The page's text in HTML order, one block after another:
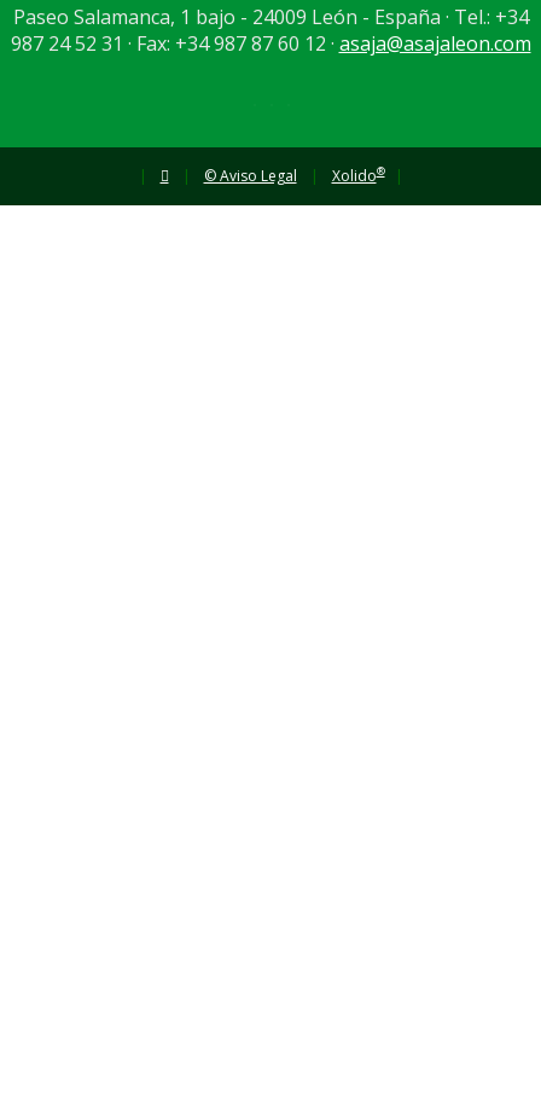
Paseo Salamanca, 1 bajo - 24009 León - España · Tel.: +34
987 24 52 31 · Fax: +34 987 87 60 12 · asaja@asajaleon.com
| | © Aviso Legal | Xolido® |